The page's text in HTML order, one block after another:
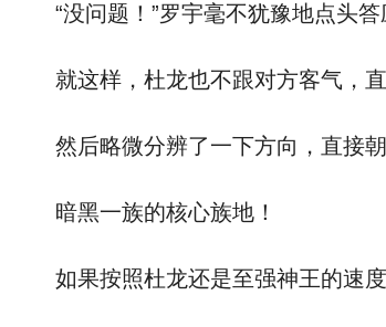
“没问题！”罗宇毫不犹豫地点头答
就这样，杜龙也不跟对方客气，直
然后略微分辨了一下方向，直接朝
暗黑一族的核心族地！
如果按照杜龙还是至强神王的速度